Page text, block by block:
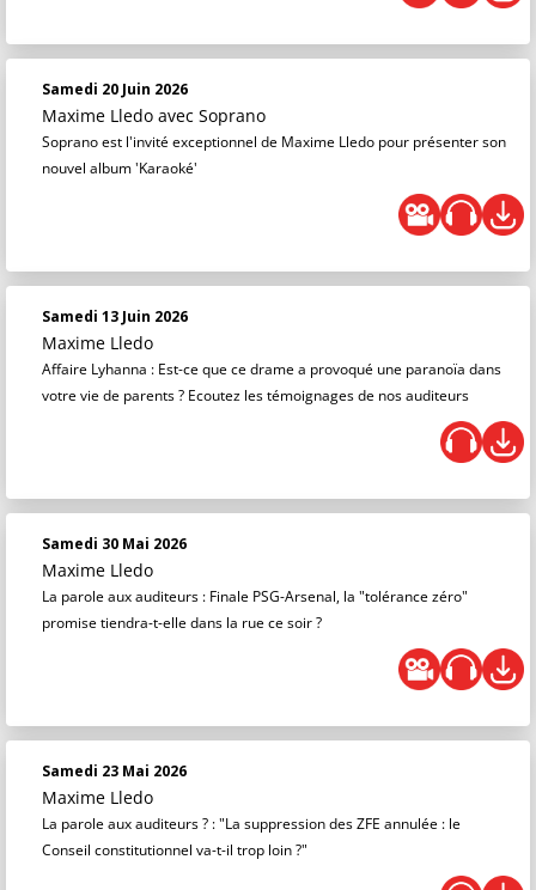
Samedi 20 Juin 2026
Maxime Lledo avec Soprano
Soprano est l'invité exceptionnel de Maxime Lledo pour présenter son
nouvel album 'Karaoké'
Samedi 13 Juin 2026
Maxime Lledo
Affaire Lyhanna : Est-ce que ce drame a provoqué une paranoïa dans
votre vie de parents ? Ecoutez les témoignages de nos auditeurs
Samedi 30 Mai 2026
Maxime Lledo
La parole aux auditeurs : Finale PSG-Arsenal, la "tolérance zéro"
promise tiendra-t-elle dans la rue ce soir ?
Samedi 23 Mai 2026
Maxime Lledo
La parole aux auditeurs ? : "La suppression des ZFE annulée : le
Conseil constitutionnel va-t-il trop loin ?"